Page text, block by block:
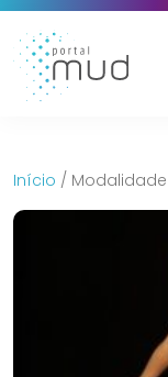
Início / Modalidade